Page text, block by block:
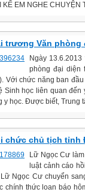
KỂ EM NGHE
trương Văn phòng
Ngày
phòng đại diện
Với chức năng ban
Sinh học liên quan đến
y học. Được biết, Trung
chức chủ tịch tỉnh
Lữ Ngọc Cư
luật cảnh cáo
Ngọc Cư chuyển
chính thức loan báo